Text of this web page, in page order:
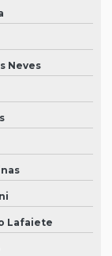
Neves
Lafaiete